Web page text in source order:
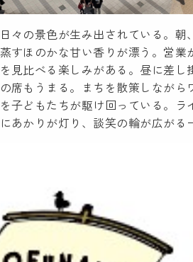
々の景色が生み出されている。
すほのかな甘い香りが漂う。営
見比べる楽しみがある。昼に差
席もうまる。まちを散策しなが
子どもたちが駆け回っている。
あかりが灯り、談笑の輪が広がる